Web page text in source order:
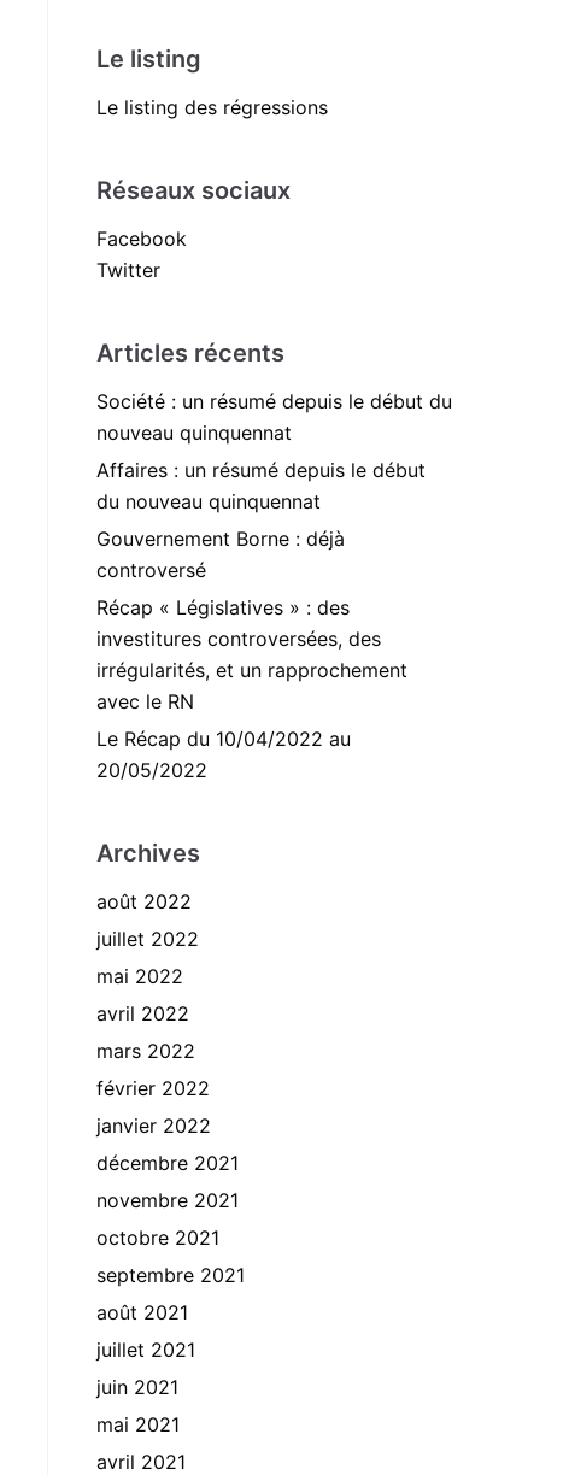
Le listing
Le listing des régressions
Réseaux sociaux
Facebook
Twitter
Articles récents
Société : un résumé depuis le début du
nouveau quinquennat
Affaires : un résumé depuis le début
du nouveau quinquennat
Gouvernement Borne : déjà
controversé
Récap « Législatives » : des
investitures controversées, des
irrégularités, et un rapprochement
avec le RN
Le Récap du 10/04/2022 au
20/05/2022
Archives
août 2022
juillet 2022
mai 2022
avril 2022
mars 2022
février 2022
janvier 2022
décembre 2021
novembre 2021
octobre 2021
septembre 2021
août 2021
juillet 2021
juin 2021
mai 2021
avril 2021